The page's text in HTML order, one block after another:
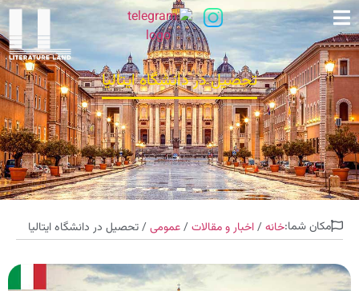
تحصیل در دانشگاه ایتالیا
مکان شما:خانه/اخبار و مقالات/عمومی/ تحصیل در دانشگاه ایتالیا